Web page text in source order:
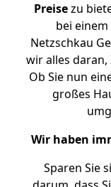
Preisezu
bei
Netzschkau
wir alles daran,
Ob Sie nun
großes
Wir haben
Sparen Sie